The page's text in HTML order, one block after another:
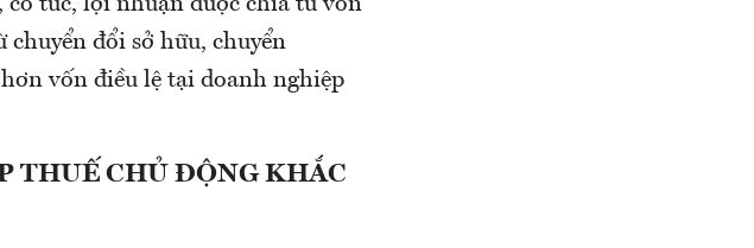
cổ tức, lợi nhuận được chia từ vốn
đổi sở hữu, chuyển
vốn điều lệ tại doanh nghiệp
THUẾ CHỦ ĐỘNG KHẮC